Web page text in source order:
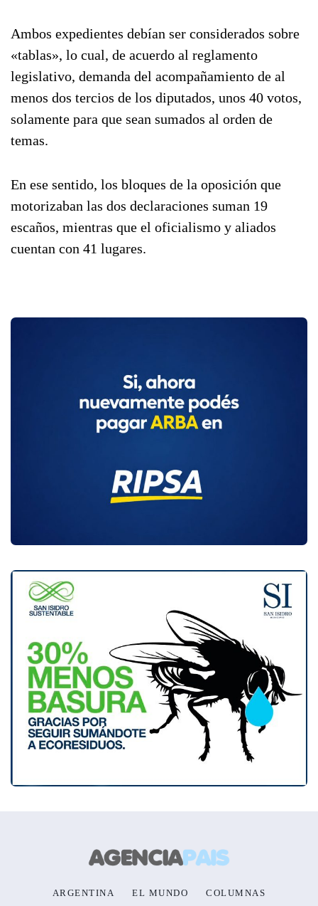
Ambos expedientes debían ser considerados sobre
«tablas», lo cual, de acuerdo al reglamento
legislativo, demanda del acompañamiento de al
menos dos tercios de los diputados, unos 40 votos,
solamente para que sean sumados al orden de
temas.
En ese sentido, los bloques de la oposición que
motorizaban las dos declaraciones suman 19
escaños, mientras que el oficialismo y aliados
cuentan con 41 lugares.
ARGENTINA EL MUNDO COLUMNAS